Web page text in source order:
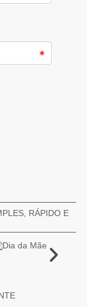
RÁPIDO E